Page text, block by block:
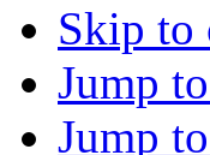
Skip to
Jump
Jump